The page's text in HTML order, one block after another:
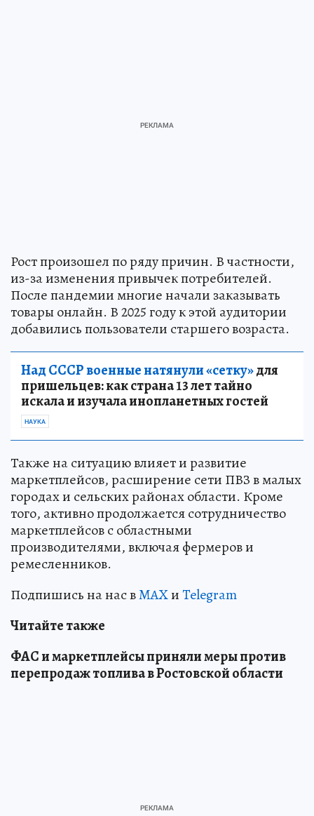
Рост произошел по ряду причин. В частности,
из-за изменения привычек потребителей.
После пандемии многие начали заказывать
товары онлайн. В 2025 году к этой аудитории
добавились пользователи старшего возраста.
Над СССР военные натянули «сетку»для
пришельцев: как страна 13 лет тайно
искала и изучала инопланетных гостей
НАУКА
Также на ситуацию влияет и развитие
маркетплейсов, расширение сети ПВЗ в малых
городах и сельских районах области. Кроме
того, активно продолжается сотрудничество
маркетплейсов с областными
производителями, включая фермеров и
ремесленников.
Подпишись на нас вMAXиTelegram
Читайте также
ФАС и маркетплейсы приняли меры против
перепродаж топлива в Ростовской области